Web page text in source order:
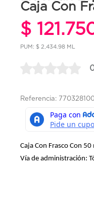
Caja Con
$
PUM: $ 2,434.98 ML
Referencia:
Caja Con Frasco Con 50
Vía de administración: